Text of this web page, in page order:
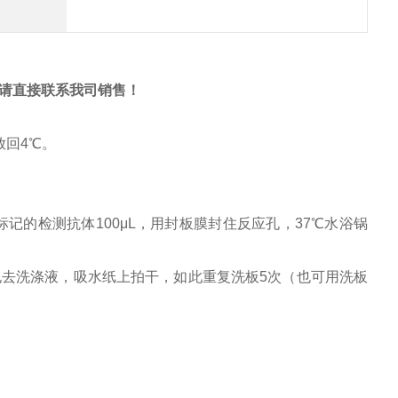
直接联系我司销售！
回4℃。
记的检测抗体100μL，用封板膜封住反应孔，37℃水浴锅
洗涤液，吸水纸上拍干，如此重复洗板5次（也可用洗板